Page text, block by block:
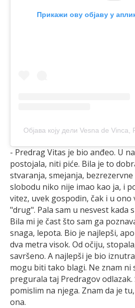
Прикажи ову објаву у
Објава коју дели Vesna de
- Predrag Vitas je bio anđeo. U
postojala, niti piće. Bila je to
stvaranja, smejanja,
slobodu niko nije imao kao ja, i
vitez, uvek gospodin, čak i u ono
"drug". Pala sam u nesvest kada
Bila mi je čast što sam ga
snaga, lepota. Bio je najlepši,
dva metra visok. Od očiju,
savršeno. A najlepši je bio
mogu biti tako blagi. Ne znam ni
pregurala taj Predragov odlazak.
pomislim na njega. Znam da je
ona.